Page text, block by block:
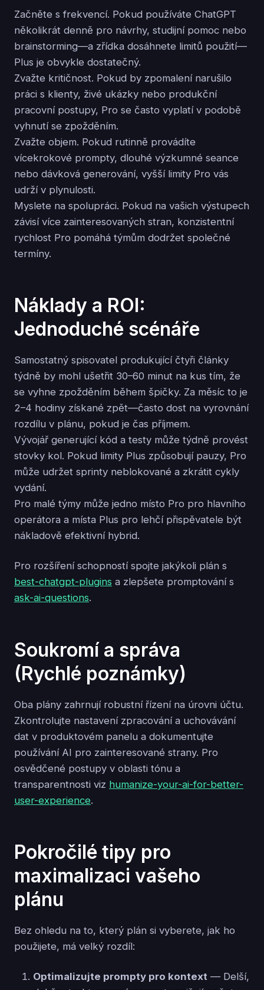
Začněte s frekvencí. Pokud používáte ChatGPT
několikrát denně pro návrhy, studijní pomoc nebo
brainstorming—a zřídka dosáhnete limitů použití—
Plus je obvykle dostatečný.
Zvažte kritičnost. Pokud by zpomalení narušilo
práci s klienty, živé ukázky nebo produkční
pracovní postupy, Pro se často vyplatí v podobě
vyhnutí se zpožděním.
Zvažte objem. Pokud rutinně provádíte
vícekrokové prompty, dlouhé výzkumné seance
nebo dávková generování, vyšší limity Pro vás
udrží v plynulosti.
Myslete na spolupráci. Pokud na vašich výstupech
závisí více zainteresovaných stran, konzistentní
rychlost Pro pomáhá týmům dodržet společné
termíny.
Náklady a ROI:
Jednoduché scénáře
Samostatný spisovatel produkující čtyři články
týdně by mohl ušetřit 30–60 minut na kus tím, že
se vyhne zpožděním během špičky. Za měsíc to je
2–4 hodiny získané zpět—často dost na vyrovnání
rozdílu v plánu, pokud je čas příjmem.
Vývojář generující kód a testy může týdně provést
stovky kol. Pokud limity Plus způsobují pauzy, Pro
může udržet sprinty neblokované a zkrátit cykly
vydání.
Pro malé týmy může jedno místo Pro pro hlavního
operátora a místa Plus pro lehčí přispěvatele být
nákladově efektivní hybrid.
Pro rozšíření schopností spojte jakýkoli plán s
best-chatgpt-plugins a zlepšete promptování s
ask-ai-questions.
Soukromí a správa
(Rychlé poznámky)
Oba plány zahrnují robustní řízení na úrovni účtu.
Zkontrolujte nastavení zpracování a uchovávání
dat v produktovém panelu a dokumentujte
používání AI pro zainteresované strany. Pro
osvědčené postupy v oblasti tónu a
transparentnosti viz humanize-your-ai-for-better-
user-experience.
Pokročilé tipy pro
maximalizaci vašeho
plánu
Bez ohledu na to, který plán si vyberete, jak ho
použijete, má velký rozdíl:
Optimalizujte prompty pro kontext — Delší,